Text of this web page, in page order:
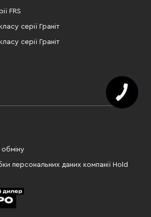
FRS
серії Граніт
серії Граніт
персональних даних компанії Hold